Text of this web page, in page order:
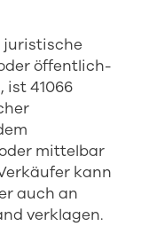
juristische
öffentlich-
ist 41066
mittelbar
kann
auch an
verklagen.